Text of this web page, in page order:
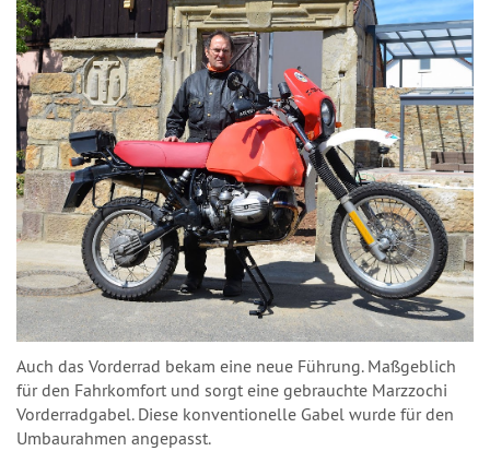
Auch das Vorderrad bekam eine neue Führung. Maßgeblich
für den Fahrkomfort und sorgt eine gebrauchte Marzzochi
Vorderradgabel. Diese konventionelle Gabel wurde für den
Umbaurahmen angepasst.